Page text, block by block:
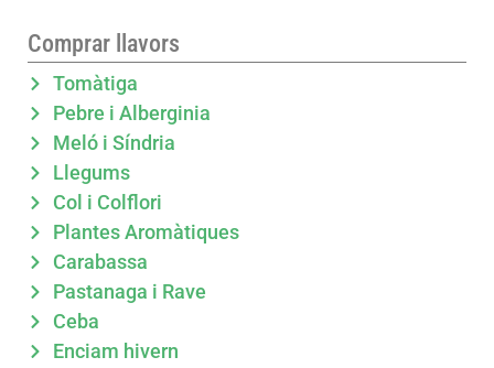
Comprar llavors
Tomàtiga
Pebre i Alberginia
Meló i Síndria
Llegums
Col i Colflori
Plantes Aromàtiques
Carabassa
Pastanaga i Rave
Ceba
Enciam hivern